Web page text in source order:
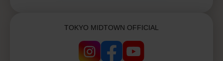
TOKYO MIDTOWN OFFICIAL